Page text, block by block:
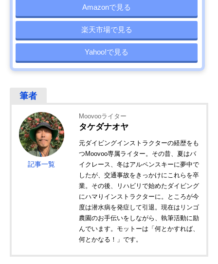
Amazonで見る
楽天市場で見る
Yahoo!で見る
記事一覧
Moovooライター
タケダナオヤ
元ダイビングインストラクターの経歴をも
つMoovoo専属ライター。その昔、夏はバ
イクレース、冬はアルペンスキーに夢中で
したが、交通事故をきっかけにこれらを卒
業。その後、リハビリで始めたダイビング
にハマりインストラクターに。ところが今
度は潜水病を発症して引退。現在はリンゴ
農園のお手伝いをしながら、執筆活動に励
んでいます。モットーは「何とかすれば、
何とかなる！」です。